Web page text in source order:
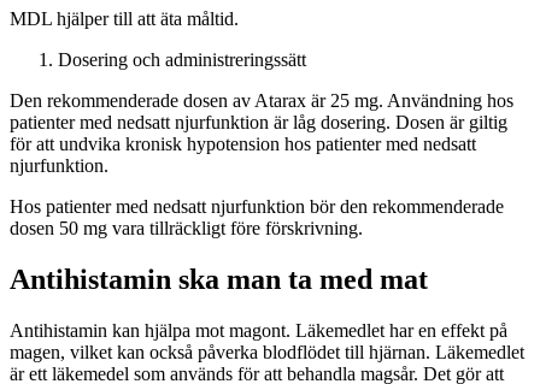
MDL hjälper till att äta måltid.
Dosering och administreringssätt
Den rekommenderade dosen av Atarax är 25 mg. Användning hos
patienter med nedsatt njurfunktion är låg dosering. Dosen är giltig
för att undvika kronisk hypotension hos patienter med nedsatt
njurfunktion.
Hos patienter med nedsatt njurfunktion bör den rekommenderade
dosen 50 mg vara tillräckligt före förskrivning.
Antihistamin ska man ta med mat
Antihistamin kan hjälpa mot magont. Läkemedlet har en effekt på
magen, vilket kan också påverka blodflödet till hjärnan. Läkemedlet
är ett läkemedel som används för att behandla magsår. Det gör att